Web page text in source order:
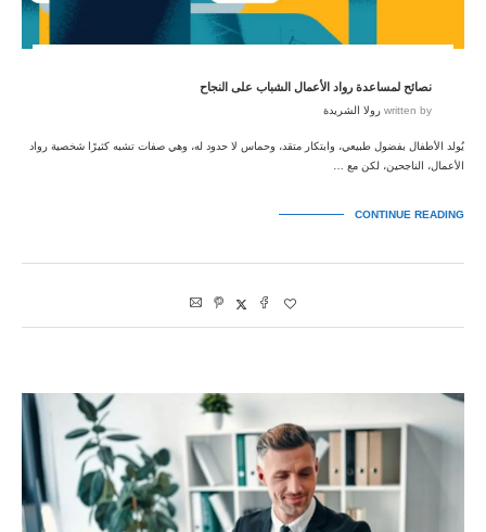
نصائح لمساعدة رواد الأعمال الشباب على النجاح
written by رولا الشريدة
يُولد الأطفال بفضول طبيعي، وابتكار متقد، وحماس لا حدود له، وهي صفات تشبه كثيرًا شخصية رواد
الأعمال، الناجحين، لكن مع …
CONTINUE READING